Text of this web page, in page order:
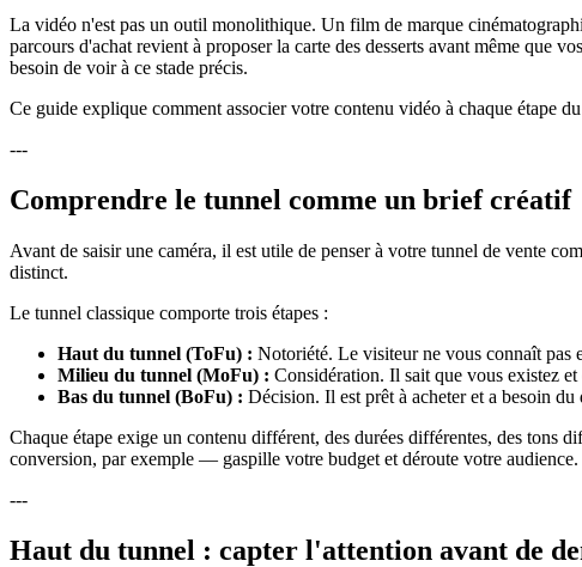
La vidéo n'est pas un outil monolithique. Un film de marque
parcours d'achat revient à proposer la carte des desserts avant même que
besoin de voir à ce stade précis.
Ce guide explique comment associer votre contenu vidéo à chaque étape
---
Comprendre le tunnel comme un brief créatif
Avant de saisir une caméra, il est utile de penser à votre tunnel de vente
distinct.
Le tunnel classique comporte trois étapes :
Haut du tunnel (ToFu) : Notoriété. Le visiteur ne vous connaît pas
Milieu du tunnel (MoFu) : Considération. Il sait que vous existez et
Bas du tunnel (BoFu) : Décision. Il est prêt à acheter et a besoin
Chaque étape exige un contenu différent, des durées différentes, des
conversion, par exemple — gaspille votre budget et déroute votre audience.
---
Haut du tunnel : capter l'attention avant de